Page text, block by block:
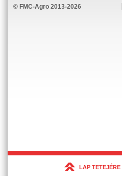
© FMC-Agro 2013-2026
LAP TETEJÉRE